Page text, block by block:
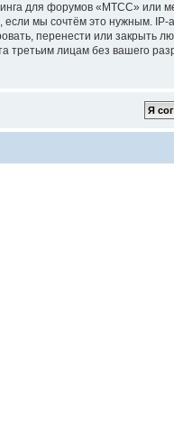
для форумов «МТСС»
если мы сочтём это нужным.
перенести или закрыть
третьим лицам без вашего